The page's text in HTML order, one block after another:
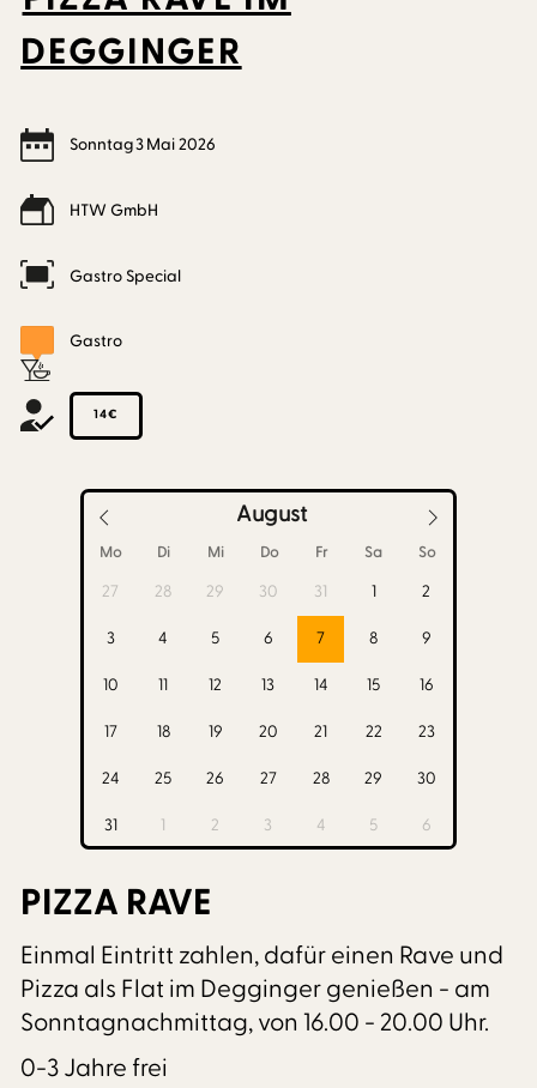
DEGGINGER
Sonntag3Mai2026
HTW GmbH
Gastro Special
Gastro
14€
August
Mo Di Mi Do Fr Sa So
27 28 29 30 31 1 2
3 4 5 6 7 8 9
10 11 12 13 14 15 16
17 18 19 20 21 22 23
24 25 26 27 28 29 30
31 1 2 3 4 5 6
PIZZA RAVE
Einmal Eintritt zahlen, dafür einen Rave und
Pizza als Flat im Degginger genießen - am
Sonntagnachmittag, von 16.00 - 20.00 Uhr.
0-3 Jahre frei